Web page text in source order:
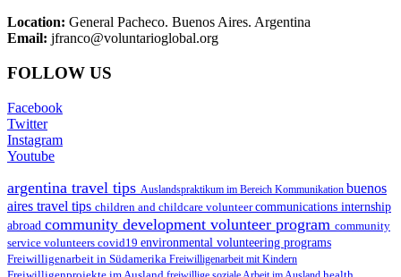
Location: General Pacheco. Buenos Aires. Argentina
Email: jfranco@voluntarioglobal.org
FOLLOW US
Facebook
Twitter
Instagram
Youtube
argentina travel tips Auslandspraktikum im Bereich Kommunikation buenos
aires travel tips children and childcare volunteercommunications internship
abroad community development volunteer program community
service volunteers covid19 environmental volunteering programs
Freiwilligenarbeit in Südamerika Freiwilligenarbeit mit Kindern
Freiwilligenprojekte im Ausland
health